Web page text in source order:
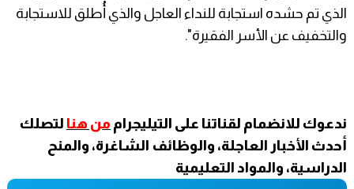
الذي تم حشده استجابة للنداء العاجل والذي أُطلق للاستجابة
والتخفيف عن الأسر الفقيرة".
ندعوك للانضمام لقناتنا على التيليجرام من هنا لتصلك
أحدث الأخبار العاجلة، والوظائف الشاغرة، والمنح
الدراسية، والمواد التعليمية